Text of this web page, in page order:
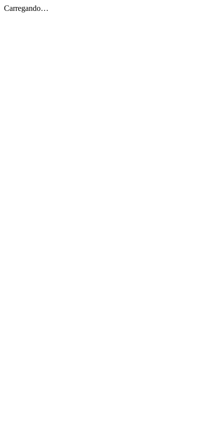
Carregando…